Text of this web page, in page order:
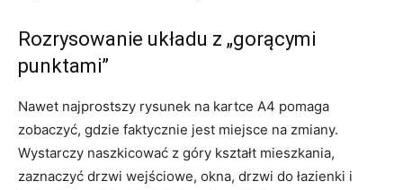
Rozrysowanie układu z „gorącymi
punktami”
Nawet najprostszy rysunek na kartce A4 pomaga
zobaczyć, gdzie faktycznie jest miejsce na zmiany.
Wystarczy naszkicować z góry kształt mieszkania,
zaznaczyć drzwi wejściowe, okna, drzwi do łazienki i